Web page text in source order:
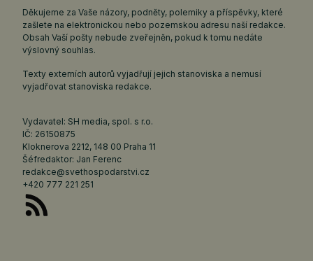
Děkujeme za Vaše názory, podněty, polemiky a příspěvky, které
zašlete na elektronickou nebo pozemskou adresu naší redakce.
Obsah Vaší pošty nebude zveřejněn, pokud k tomu nedáte
výslovný souhlas.
Texty externích autorů vyjadřují jejich stanoviska a nemusí
vyjadřovat stanoviska redakce.
Vydavatel: SH media, spol. s r.o.
IČ: 26150875
Kloknerova 2212, 148 00 Praha 11
Šéfredaktor: Jan Ferenc
redakce@svethospodarstvi.cz
+420 777 221 251